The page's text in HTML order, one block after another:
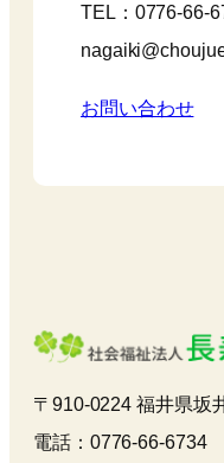
TEL：0776-66-
お問い合わせ
〒910-0224 福井県坂
電話：0776-66-6734